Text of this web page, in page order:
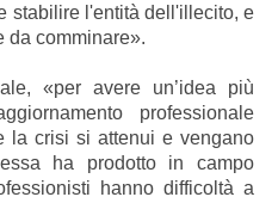
stabilire l'entità dell'illecito, e
da comminare».
«per avere un’idea più
professionale
la crisi si attenui e vengano
ha prodotto in campo
hanno difficoltà a